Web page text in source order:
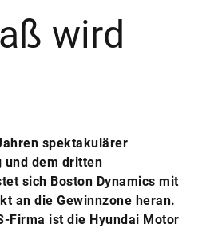
wird
spektakulärer
und dem dritten
sich Boston Dynamics mit
an die Gewinnzone heran.
Firma ist die Hyundai Motor